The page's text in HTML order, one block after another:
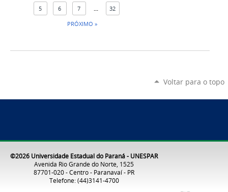
5 6 7 ...
32
PRÓXIMO »
Voltar para o topo
©2026 Universidade Estadual do Paraná - UNESPAR
Avenida Rio Grande do Norte, 1525
87701-020 - Centro - Paranavaí - PR
Telefone: (44)3141-4700